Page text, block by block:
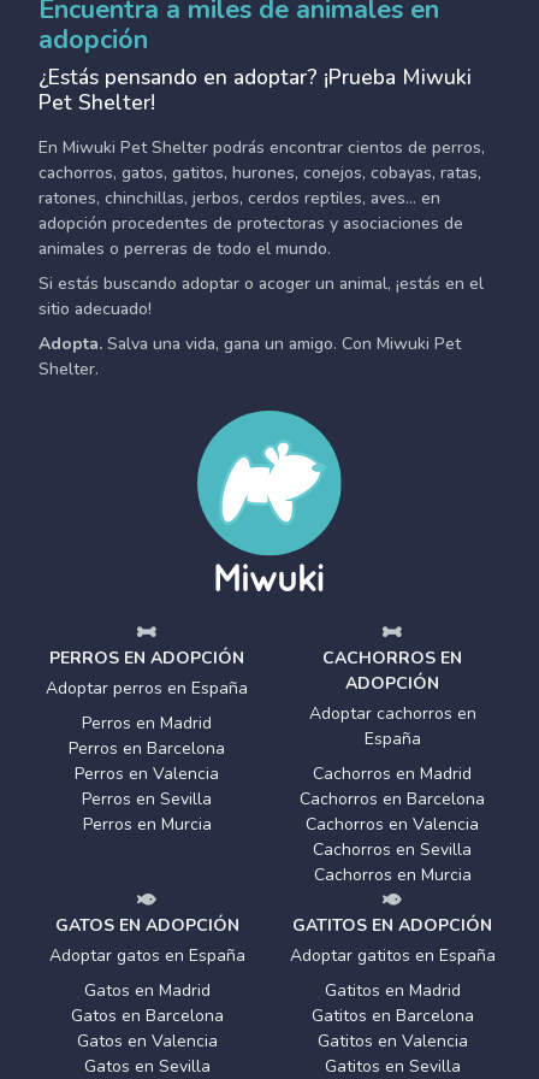
Encuentra a miles de animales en
adopción
¿Estás pensando en adoptar? ¡Prueba Miwuki
Pet Shelter!
En Miwuki Pet Shelter podrás encontrar cientos de perros,
cachorros, gatos, gatitos, hurones, conejos, cobayas, ratas,
ratones, chinchillas, jerbos, cerdos reptiles, aves... en
adopción procedentes de protectoras y asociaciones de
animales o perreras de todo el mundo.
Si estás buscando adoptar o acoger un animal, ¡estás en el
sitio adecuado!
Adopta. Salva una vida, gana un amigo. Con Miwuki Pet
Shelter.
PERROS EN ADOPCIÓN
Adoptar perros en España
Perros en Madrid
Perros en Barcelona
Perros en Valencia
Perros en Sevilla
Perros en Murcia
CACHORROS EN
ADOPCIÓN
Adoptar cachorros en
España
Cachorros en Madrid
Cachorros en Barcelona
Cachorros en Valencia
Cachorros en Sevilla
Cachorros en Murcia
GATOS EN ADOPCIÓN
Adoptar gatos en España
Gatos en Madrid
Gatos en Barcelona
Gatos en Valencia
Gatos en Sevilla
GATITOS EN ADOPCIÓN
Adoptar gatitos en España
Gatitos en Madrid
Gatitos en Barcelona
Gatitos en Valencia
Gatitos en Sevilla